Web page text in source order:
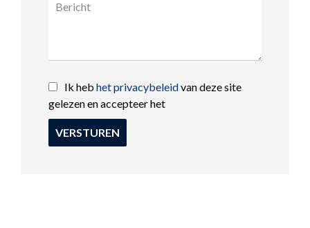
Ik heb het privacybeleidvan deze site
gelezen en accepteer het
VERSTUREN